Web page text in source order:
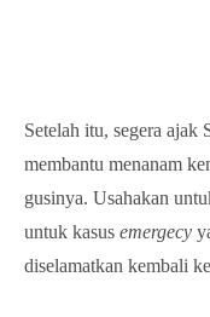
Setelah itu, segera
membantu menanam
gusinya. Usahakan
untuk kasus emergecy
diselamatkan kembali